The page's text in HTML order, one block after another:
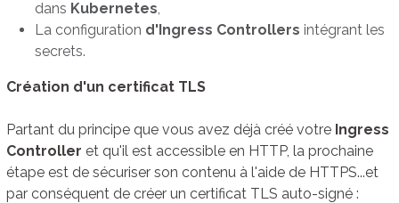
dans Kubernetes
La configuration d'Ingress Controllers intégrant les
secrets.
Création d'un certificat TLS
Partant du principe que vous avez déjà créé votre Ingress
Controller et qu'il est accessible en HTTP, la prochaine
étape est de sécuriser son contenu à l'aide de HTTPS...et
par conséquent de créer un certificat TLS auto-signé :